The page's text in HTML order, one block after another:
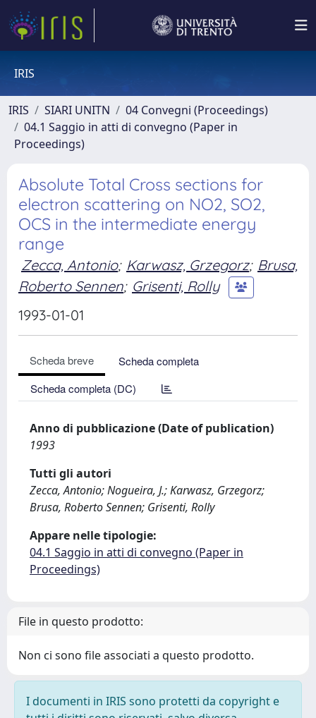
IRIS
IRIS SIARI UNITN
04 Convegni (Proceedings)
04.1 Saggio in atti di convegno (Paper in
Proceedings)
Absolute Total Cross sections for
electron scattering on NO2, SO2,
OCS in the intermediate energy
range
Zecca, Antonio; Karwasz, Grzegorz; Brusa,
Roberto Sennen; Grisenti, Rolly
1993-01-01
Scheda breve
Scheda completa
Scheda completa (DC)
Anno di pubblicazione (Date of publication)
1993
Tutti gli autori
Zecca, Antonio; Nogueira, J.; Karwasz, Grzegorz;
Brusa, Roberto Sennen; Grisenti, Rolly
Appare nelle tipologie:
04.1 Saggio in atti di convegno (Paper in
Proceedings)
File in questo prodotto:
Non ci sono file associati a questo prodotto.
I documenti in IRIS sono protetti da copyright e